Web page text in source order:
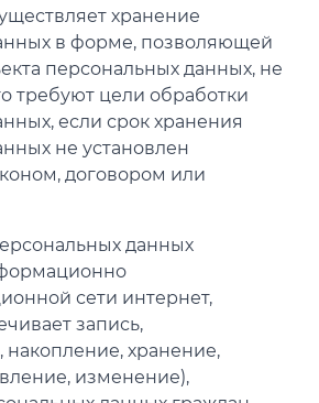
хранение
в форме, позволяющей
персональных данных, не
требуют цели обработки
если срок хранения
не установлен
договором или
данных
сети интернет,
запись,
накопление, хранение,
изменение),